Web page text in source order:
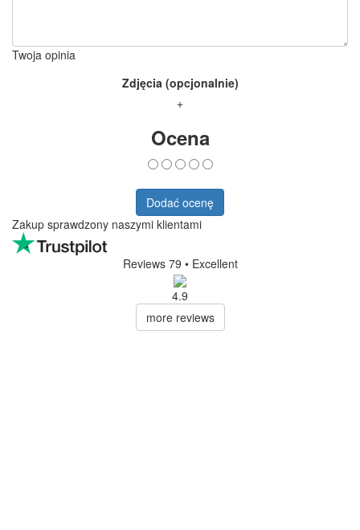
Twoja opinia
Zdjęcia (opcjonalnie)
+
Ocena
Dodać ocenę
Zakup sprawdzony naszymi klientami
Reviews 79 • Excellent
4.9
more reviews